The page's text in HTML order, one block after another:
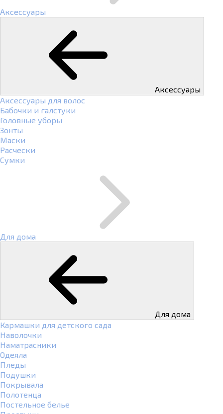
Аксессуары
Аксессуары
Аксессуары для волос
Бабочки и галстуки
Головные уборы
Зонты
Маски
Расчески
Сумки
Для дома
Для дома
Кармашки для детского сада
Наволочки
Наматрасники
Одеяла
Пледы
Подушки
Покрывала
Полотенца
Постельное белье